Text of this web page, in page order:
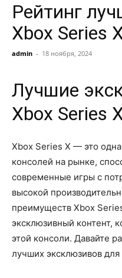
Рейтинг
Xbox Series
admin - 18 ноября, 2024
Лучшие
Xbox Series
Xbox Series X — это
консолей на рынке,
современные игры с
высокой
преимуществ Xbox
эксклюзивный контент,
этой консоли. Давайте
лучших эксклюзивов